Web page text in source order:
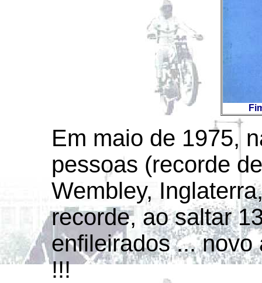
Em maio de 1975,
pessoas (recorde
Wembley,
recorde, ao saltar
enfileirados ...
!!!